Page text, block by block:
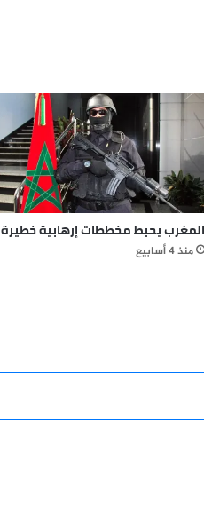
المغرب يحبط مخططات إرهابية خطيرة
منذ 4 أسابيع